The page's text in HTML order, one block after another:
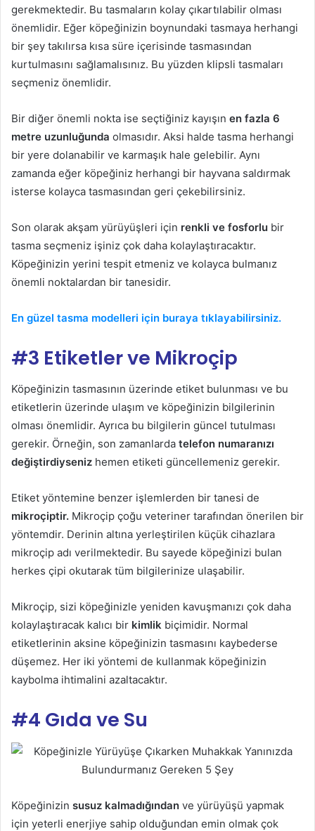
gerekmektedir. Bu tasmaların kolay çıkartılabilir olması
önemlidir. Eğer köpeğinizin boynundaki tasmaya herhangi
bir şey takılırsa kısa süre içerisinde tasmasından
kurtulmasını sağlamalısınız. Bu yüzden klipsli tasmaları
seçmeniz önemlidir.
Bir diğer önemli nokta ise seçtiğiniz kayışın en fazla 6
metre uzunluğunda olmasıdır. Aksi halde tasma herhangi
bir yere dolanabilir ve karmaşık hale gelebilir. Aynı
zamanda eğer köpeğiniz herhangi bir hayvana saldırmak
isterse kolayca tasmasından geri çekebilirsiniz.
Son olarak akşam yürüyüşleri için renkli ve fosforlu bir
tasma seçmeniz işiniz çok daha kolaylaştıracaktır.
Köpeğinizin yerini tespit etmeniz ve kolayca bulmanız
önemli noktalardan bir tanesidir.
En güzel tasma modelleri için buraya tıklayabilirsiniz.
#3 Etiketler ve Mikroçip
Köpeğinizin tasmasının üzerinde etiket bulunması ve bu
etiketlerin üzerinde ulaşım ve köpeğinizin bilgilerinin
olması önemlidir. Ayrıca bu bilgilerin güncel tutulması
gerekir. Örneğin, son zamanlarda telefon numaranızı
değiştirdiyseniz hemen etiketi güncellemeniz gerekir.
Etiket yöntemine benzer işlemlerden bir tanesi de
mikroçiptir. Mikroçip çoğu veteriner tarafından önerilen bir
yöntemdir. Derinin altına yerleştirilen küçük cihazlara
mikroçip adı verilmektedir. Bu sayede köpeğinizi bulan
herkes çipi okutarak tüm bilgilerinize ulaşabilir.
Mikroçip, sizi köpeğinizle yeniden kavuşmanızı çok daha
kolaylaştıracak kalıcı bir kimlik biçimidir. Normal
etiketlerinin aksine köpeğinizin tasmasını kaybederse
düşemez. Her iki yöntemi de kullanmak köpeğinizin
kaybolma ihtimalini azaltacaktır.
#4 Gıda ve Su
Köpeğinizin susuz kalmadığından ve yürüyüşü yapmak
için yeterli enerjiye sahip olduğundan emin olmak çok